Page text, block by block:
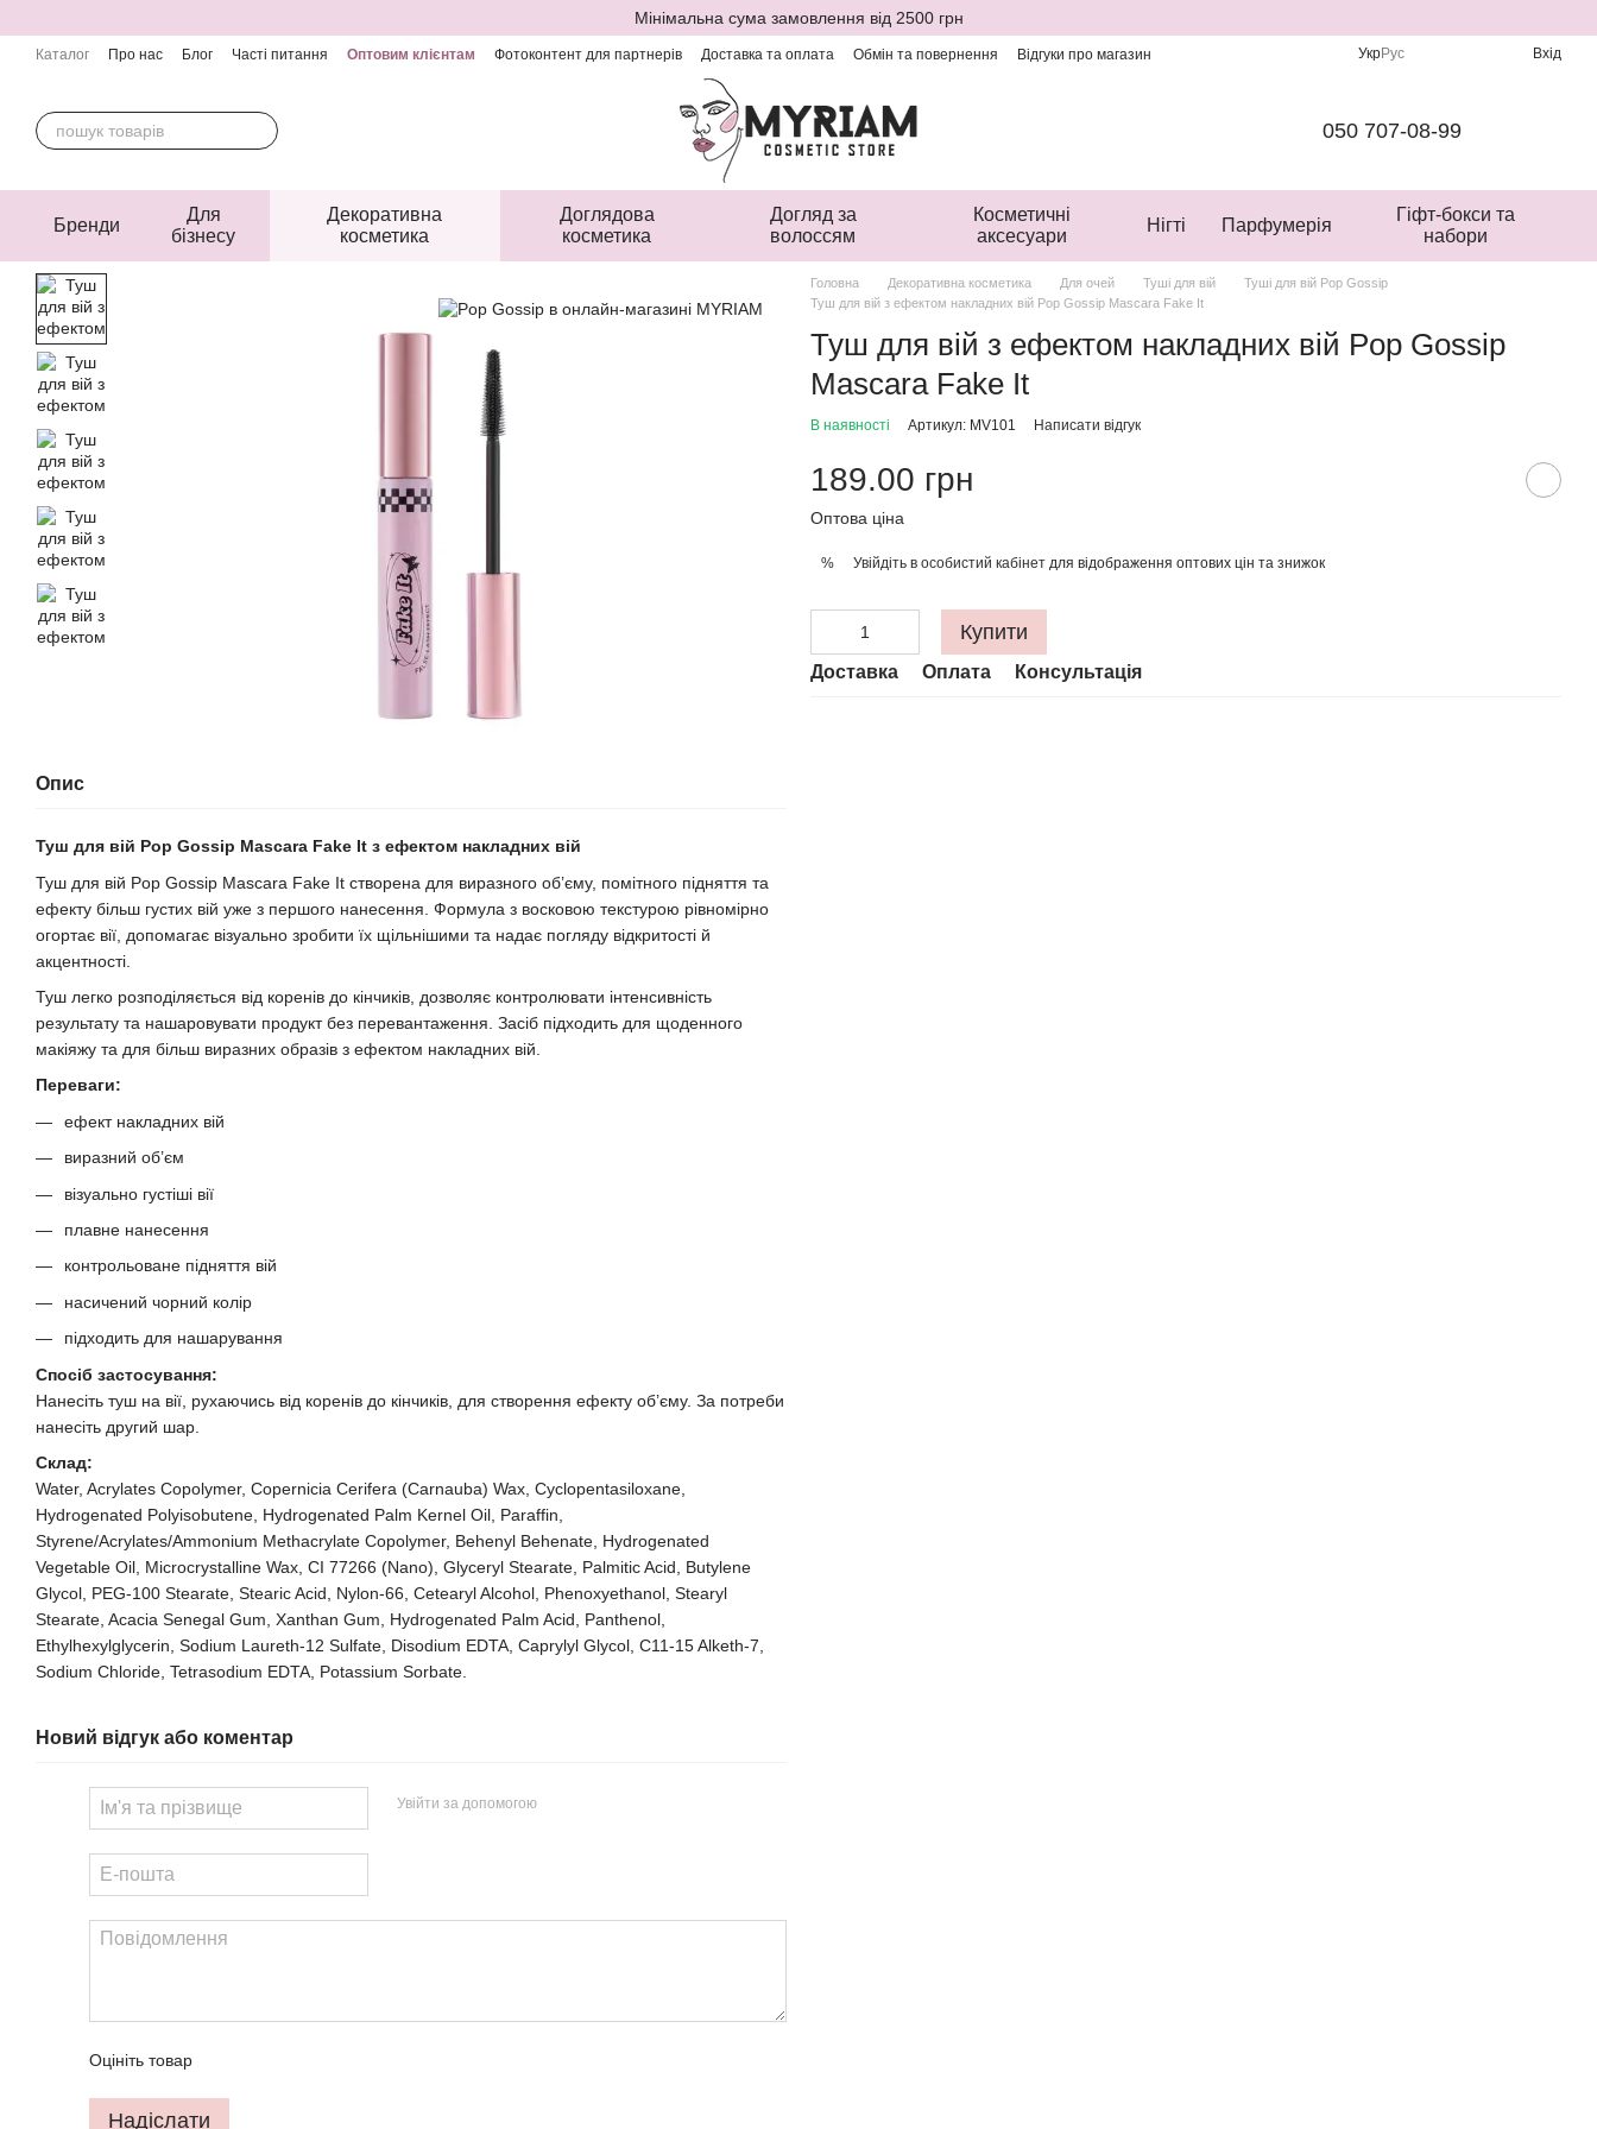
Мінімальна сума замовлення від 2500 грн
Каталог Про нас Блог Часті питання Оптовим клієнтам Фотоконтент для партнерів Доставка та оплата Обмін та повернення
Відгуки про магазин
УкрРус Вхід
050 707-08-99
Бренди
Для
бізнесу
Декоративна
косметика
Доглядова
косметика
Догляд за
волоссям
Косметичні
аксесуари
Нігті Парфумерія
Гіфт-бокси та
набори
Опис
Туш для вій Pop Gossip Mascara Fake It з ефектом накладних вій
Туш для вій Pop Gossip Mascara Fake It створена для виразного об’єму, помітного підняття та
ефекту більш густих вій уже з першого нанесення. Формула з восковою текстурою рівномірно
огортає вії, допомагає візуально зробити їх щільнішими та надає погляду відкритості й
акцентності.
Туш легко розподіляється від коренів до кінчиків, дозволяє контролювати інтенсивність
результату та нашаровувати продукт без перевантаження. Засіб підходить для щоденного
макіяжу та для більш виразних образів з ефектом накладних вій.
Переваги:
ефект накладних вій
виразний об’єм
візуально густіші вії
плавне нанесення
контрольоване підняття вій
насичений чорний колір
підходить для нашарування
Спосіб застосування:
Нанесіть туш на вії, рухаючись від коренів до кінчиків, для створення ефекту об’єму. За потреби
нанесіть другий шар.
Склад:
Water, Acrylates Copolymer, Copernicia Cerifera (Carnauba) Wax, Cyclopentasiloxane,
Hydrogenated Polyisobutene, Hydrogenated Palm Kernel Oil, Paraffin,
Styrene/Acrylates/Ammonium Methacrylate Copolymer, Behenyl Behenate, Hydrogenated
Vegetable Oil, Microcrystalline Wax, CI 77266 (Nano), Glyceryl Stearate, Palmitic Acid, Butylene
Glycol, PEG-100 Stearate, Stearic Acid, Nylon-66, Cetearyl Alcohol, Phenoxyethanol, Stearyl
Stearate, Acacia Senegal Gum, Xanthan Gum, Hydrogenated Palm Acid, Panthenol,
Ethylhexylglycerin, Sodium Laureth-12 Sulfate, Disodium EDTA, Caprylyl Glycol, C11-15 Alketh-7,
Sodium Chloride, Tetrasodium EDTA, Potassium Sorbate.
Новий відгук або коментар
Увійти за допомогою
Оцініть товар
Надіслати
Головна Декоративна косметика Для очей Туші для вій
Туші для вій Pop Gossip
Туш для вій з ефектом накладних вій Pop Gossip Mascara Fake It
Туш для вій з ефектом накладних вій Pop Gossip
Mascara Fake It
В наявності Артикул: MV101 Написати відгук
189.00 грн
Оптова ціна
% Увійдіть в особистий кабінет для відображення оптових цін та знижок
Купити
Доставка Оплата Консультація